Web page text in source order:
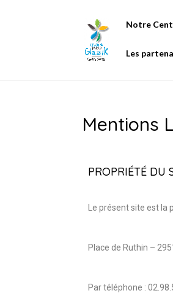
Notre
Les
Mentions
PROPRIÉTÉ DU
Le présent site est la
Place de Ruthin –
Par téléphone :